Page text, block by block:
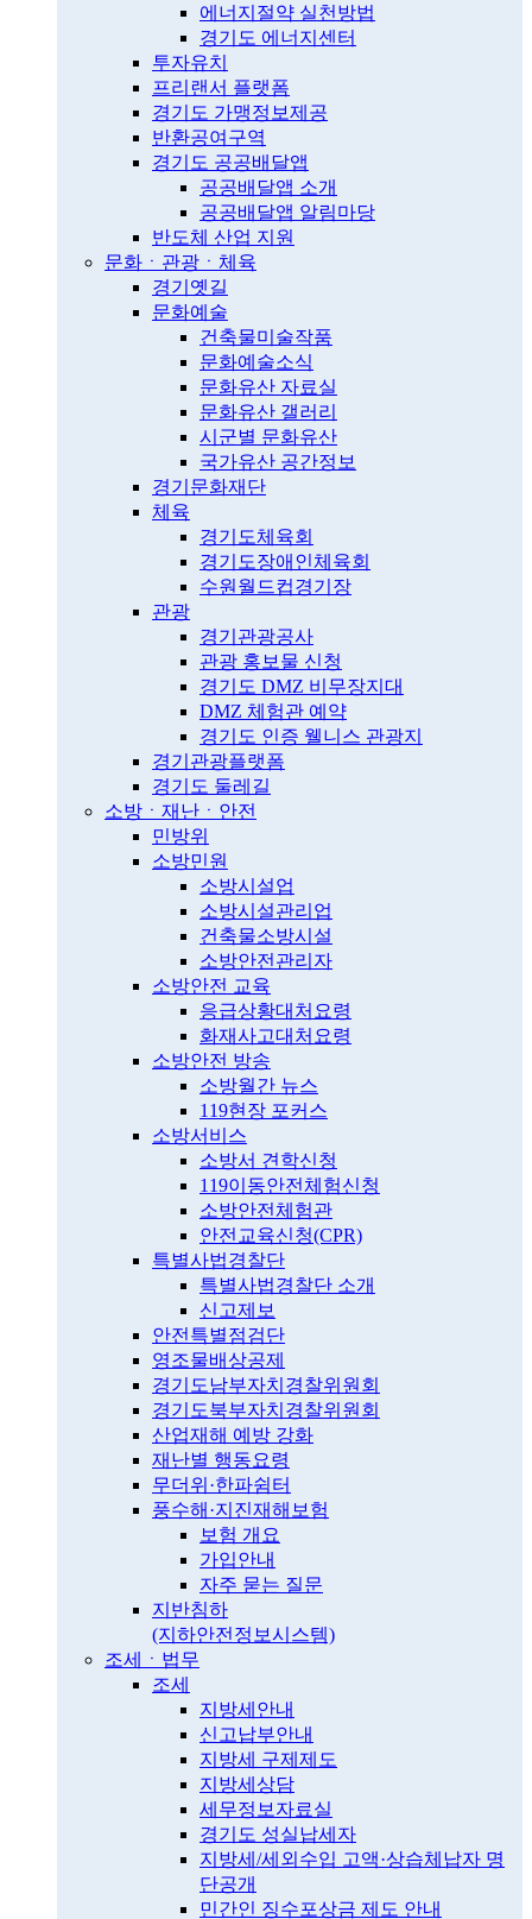
에너지절약 실천방법
경기도 에너지센터
투자유치
프리랜서 플랫폼
경기도 가맹정보제공
반환공여구역
경기도 공공배달앱
공공배달앱 소개
공공배달앱 알림마당
반도체 산업 지원
문화ㆍ관광ㆍ체육
경기옛길
문화예술
건축물미술작품
문화예술소식
문화유산 자료실
문화유산 갤러리
시군별 문화유산
국가유산 공간정보
경기문화재단
체육
경기도체육회
경기도장애인체육회
수원월드컵경기장
관광
경기관광공사
관광 홍보물 신청
경기도 DMZ 비무장지대
DMZ 체험관 예약
경기도 인증 웰니스 관광지
경기관광플랫폼
경기도 둘레길
소방ㆍ재난ㆍ안전
민방위
소방민원
소방시설업
소방시설관리업
건축물소방시설
소방안전관리자
소방안전 교육
응급상황대처요령
화재사고대처요령
소방안전 방송
소방월간 뉴스
119현장 포커스
소방서비스
소방서 견학신청
119이동안전체험신청
소방안전체험관
안전교육신청(CPR)
특별사법경찰단
특별사법경찰단 소개
신고제보
안전특별점검단
영조물배상공제
경기도남부자치경찰위원회
경기도북부자치경찰위원회
산업재해 예방 강화
재난별 행동요령
무더위·한파쉼터
풍수해·지진재해보험
보험 개요
가입안내
자주 묻는 질문
지반침하
(지하안전정보시스템)
조세ㆍ법무
조세
지방세안내
신고납부안내
지방세 구제제도
지방세상담
세무정보자료실
경기도 성실납세자
지방세/세외수입 고액·상습체납자 명
단공개
민간인 징수포상금 제도 안내